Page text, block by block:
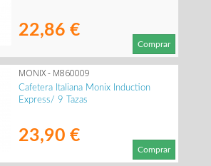
22,86 €
Comprar
MONIX - M860009
Cafetera Italiana Monix Induction
Express/ 9 Tazas
23,90 €
Comprar